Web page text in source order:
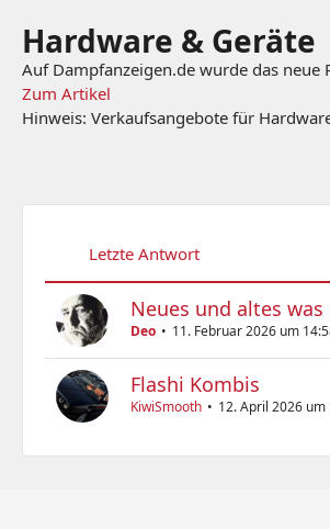
Hardware & Geräte
Auf Dampfanzeigen.de wurde das
Zum Artikel
Hinweis: Verkaufsangebote für
Letzte Antwort
Neues und altes
Deo 11. Februar 2026 um
Flashi Kombis
KiwiSmooth 12. April 2026 um